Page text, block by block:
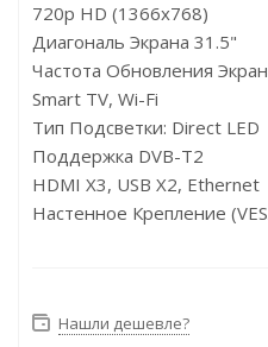
720p HD (1366x768)
Диагональ Экрана 31.5"
Частота Обновления
Smart TV, Wi-Fi
Тип Подсветки: Direct LED
Поддержка DVB-T2
HDMI X3, USB X2, Ethernet
Настенное Крепление
Нашли дешевле?